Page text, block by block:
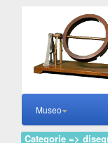
Museo
Categorie =>